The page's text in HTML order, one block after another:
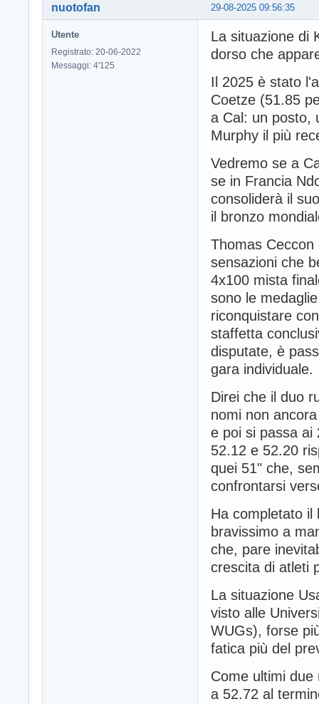
29-08-2025 09:56:35
nuotofan
Utente
Registrato: 20-06-2022
Messaggi: 4'125
La situazione di
dorso che
Il 2025 è stato
Coetze (51.85
a Cal: un posto,
Murphy il più
Vedremo se a
se in Francia
consoliderà il
il bronzo
Thomas
sensazioni che
4x100 mista
sono le
riconquistare
staffetta
disputate, è
gara individuale.
Direi che il duo
nomi non
e poi si passa ai
52.12 e 52.20
quei 51" che,
confrontarsi
Ha completato il
bravissimo a
che, pare
crescita di atleti
La situazione
visto alle
WUGs), forse
fatica più del
Come ultimi
a 52.72 al